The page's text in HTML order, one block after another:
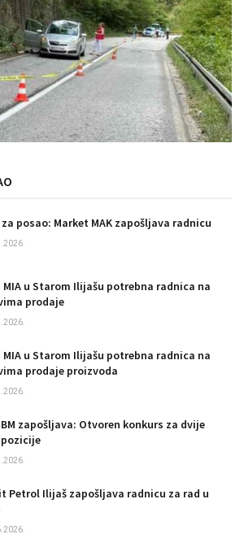
posao: Market MAK zapošljava radnicu
MIA u Starom Ilijašu potrebna radnica na
prodaje
MIA u Starom Ilijašu potrebna radnica na
prodaje proizvoda
zapošljava: Otvoren konkurs za dvije
Petrol Ilijaš zapošljava radnicu za rad u